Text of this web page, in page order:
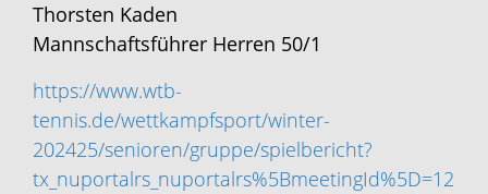
Thorsten Kaden
Mannschaftsführer Herren 50/1
https://www.wtb-
tennis.de/wettkampfsport/winter-
202425/senioren/gruppe/spielbericht?
tx_nuportalrs_nuportalrs%5BmeetingId%5D=12